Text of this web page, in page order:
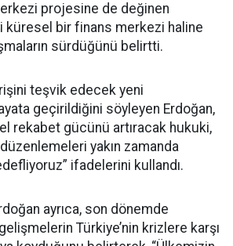
projesine de değinen
küresel bir finans merkezi haline
sürdüğünü belirtti.
teşvik edecek yeni
geçirildiğini söyleyen Erdoğan,
rekabet gücünü artıracak hukuki,
yakın zamanda
ifadelerini kullandı.
ayrıca, son dönemde
Türkiye’nin krizlere karşı